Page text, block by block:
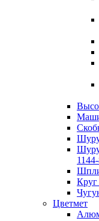
Цветмет